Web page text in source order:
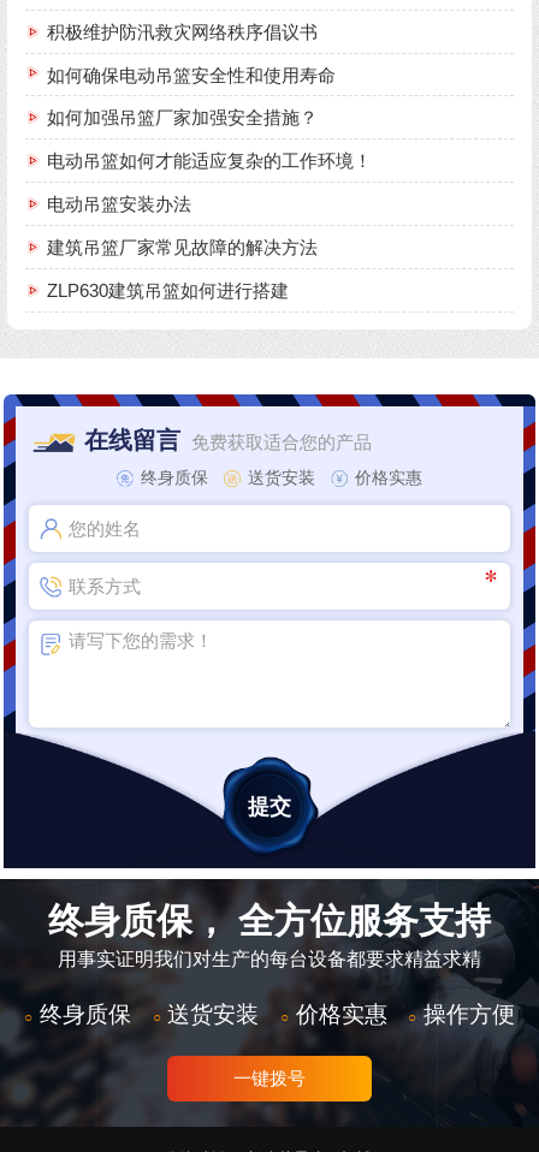
积极维护防汛救灾网络秩序倡议书
如何确保电动吊篮安全性和使用寿命
如何加强吊篮厂家加强安全措施？
电动吊篮如何才能适应复杂的工作环境！
电动吊篮安装办法
建筑吊篮厂家常见故障的解决方法
ZLP630建筑吊篮如何进行搭建
在线留言 免费获取适合您的产品
终身质保 送货安装 价格实惠
终身质保， 全方位服务支持
用事实证明我们对生产的每台设备都要求精益求精
○ 终身质保 ○ 送货安装 ○ 价格实惠 ○ 操作方便
一键拨号